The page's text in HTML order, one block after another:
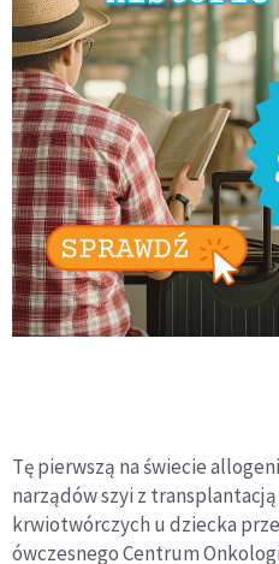
Tę pierwszą na świecie
narządów szyi z
krwiotwórczych u dziecka
ówczesnego Centrum